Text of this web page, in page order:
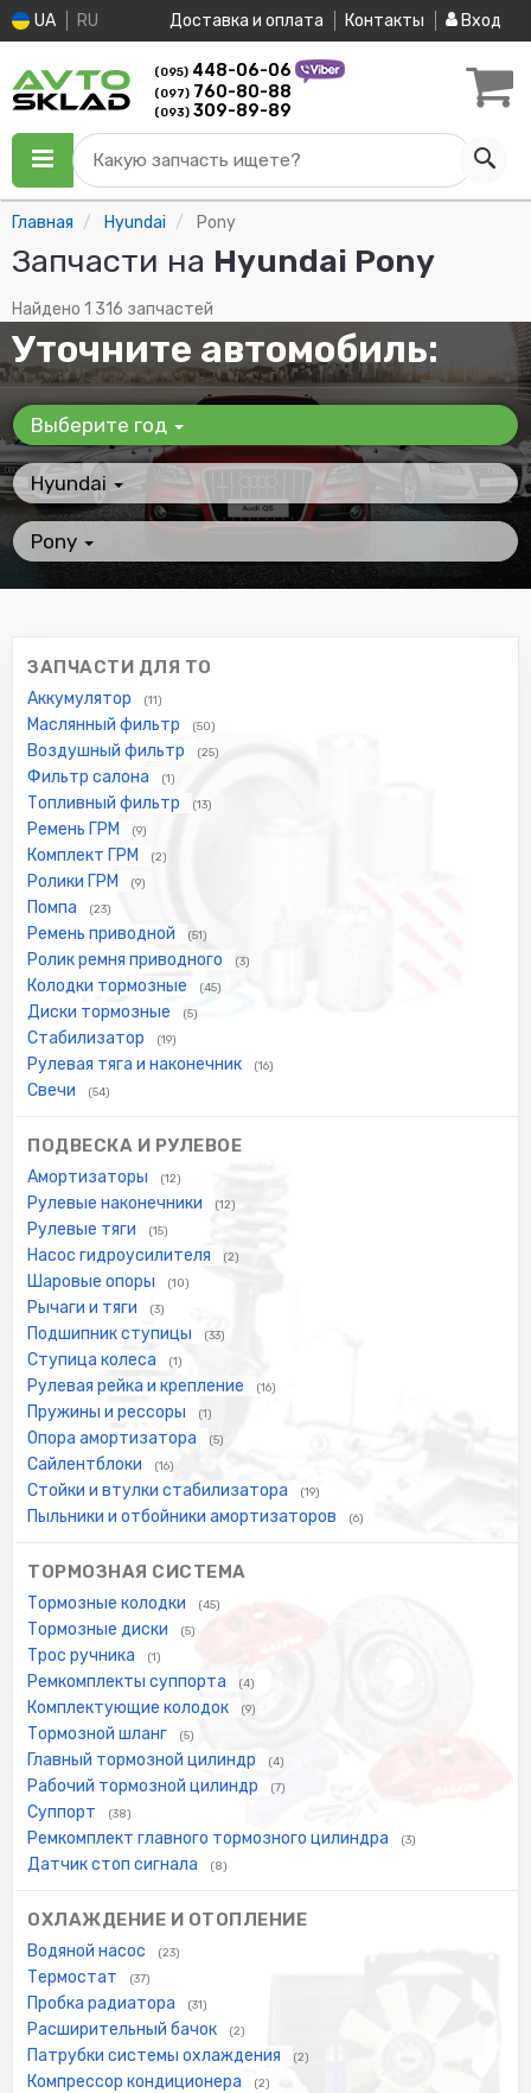
UA RU Доставка и оплата Контакты Вход
(095) 448-06-06
(097) 760-80-88
(093) 309-89-89
Какую запчасть ищете?
Главная Hyundai Pony
Запчасти на Hyundai Pony
Найдено 1 316 запчастей
Уточните автомобиль:
Выберите год
Hyundai
Pony
ЗАПЧАСТИ ДЛЯ ТО
Аккумулятор (11)
Маслянный фильтр (50)
Воздушный фильтр (25)
Фильтр салона (1)
Топливный фильтр (13)
Ремень ГРМ (9)
Комплект ГРМ (2)
Ролики ГРМ (9)
Помпа (23)
Ремень приводной (51)
Ролик ремня приводного (3)
Колодки тормозные (45)
Диски тормозные (5)
Стабилизатор (19)
Рулевая тяга и наконечник (16)
Свечи (54)
ПОДВЕСКА И РУЛЕВОЕ
Амортизаторы (12)
Рулевые наконечники (12)
Рулевые тяги (15)
Насос гидроусилителя (2)
Шаровые опоры (10)
Рычаги и тяги (3)
Подшипник ступицы (33)
Ступица колеса (1)
Рулевая рейка и крепление (16)
Пружины и рессоры (1)
Опора амортизатора (5)
Сайлентблоки (16)
Стойки и втулки стабилизатора (19)
Пыльники и отбойники амортизаторов (6)
ТОРМОЗНАЯ СИСТЕМА
Тормозные колодки (45)
Тормозные диски (5)
Трос ручника (1)
Ремкомплекты суппорта (4)
Комплектующие колодок (9)
Тормозной шланг (5)
Главный тормозной цилиндр (4)
Рабочий тормозной цилиндр (7)
Суппорт (38)
Ремкомплект главного тормозного цилиндра (3)
Датчик стоп сигнала (8)
ОХЛАЖДЕНИЕ И ОТОПЛЕНИЕ
Водяной насос (23)
Термостат (37)
Пробка радиатора (31)
Расширительный бачок (2)
Патрубки системы охлаждения (2)
Компрессор кондиционера (2)